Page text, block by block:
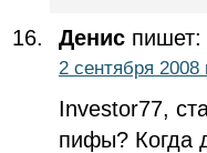
Денис пишет:
2 сентября 2008
Investor77,
пифы? Когда